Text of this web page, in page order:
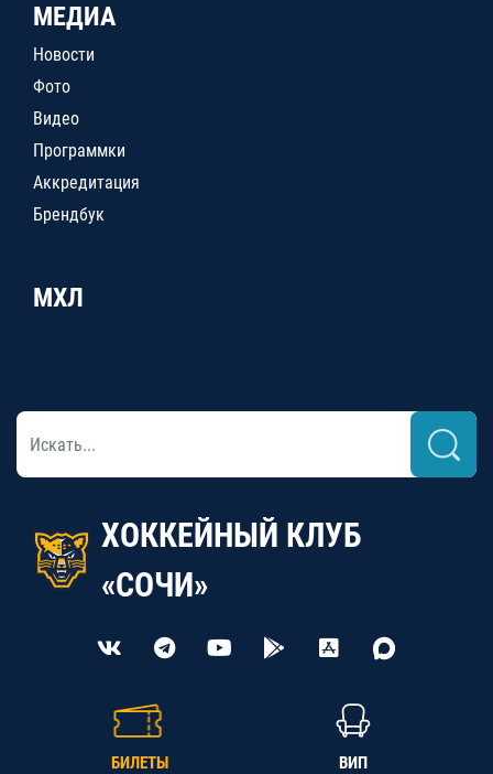
МЕДИА
Новости
Фото
Видео
Программки
Аккредитация
Брендбук
МХЛ
ХОККЕЙНЫЙ КЛУБ
«СОЧИ»
БИЛЕТЫ ВИП